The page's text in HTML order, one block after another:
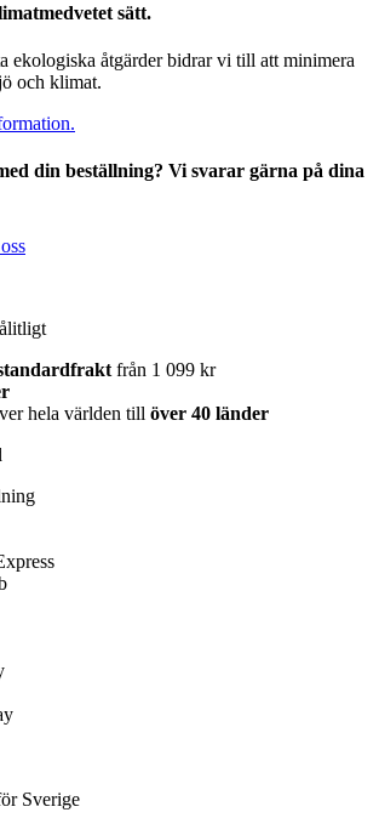
sätt.
ekologiska åtgärder bidrar vi till att minimera
och klimat.
din beställning? Vi svarar gärna på dina
från 1 099 kr
hela världen till över 40 länder
Sverige